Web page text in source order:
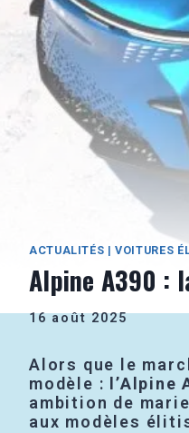
ACTUALITÉS |VOITURES
Alpine A390 :
16 août 2025
Alors que le
modèle :
l’Alpine
ambition de
aux modèles